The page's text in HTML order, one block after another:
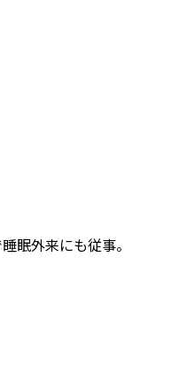
眠外来にも従事。